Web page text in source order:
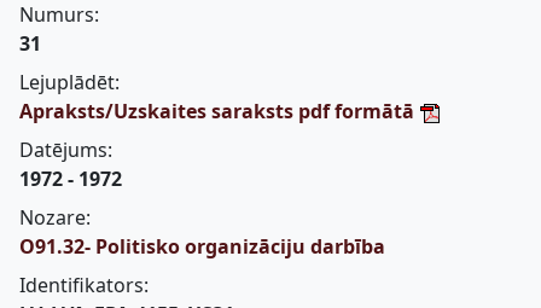
Numurs:
31
Lejuplādēt:
Apraksts/Uzskaites saraksts pdf formātā
Datējums:
1972 - 1972
Nozare:
O91.32- Politisko organizāciju darbība
Identifikators: